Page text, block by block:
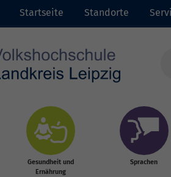
Startseite Standorte
Gesundheit und
Ernährung
Sprachen